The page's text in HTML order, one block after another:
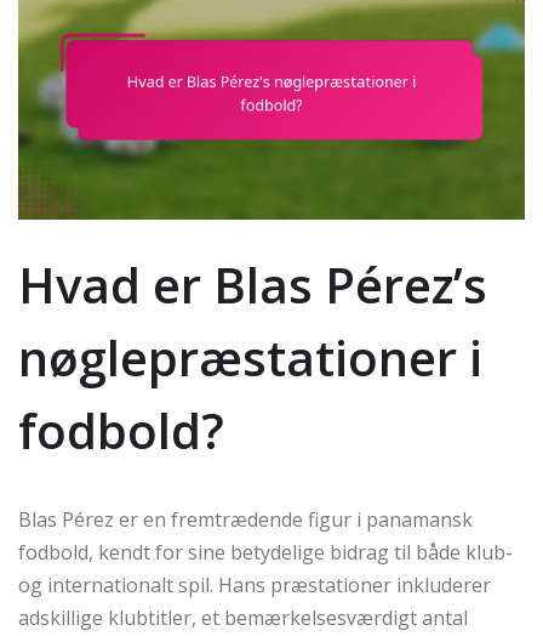
Hvad er Blas Pérez’s
nøglepræstationer i
fodbold?
Blas Pérez er en fremtrædende figur i panamansk
fodbold, kendt for sine betydelige bidrag til både klub-
og internationalt spil. Hans præstationer inkluderer
adskillige klubtitler, et bemærkelsesværdigt antal